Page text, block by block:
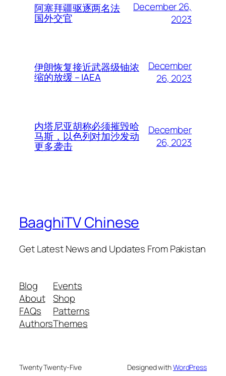
阿塞拜疆驱逐两名法
国外交官
December 26,
2023
伊朗恢复接近武器级铀浓
缩的放缓 – IAEA
December
26, 2023
内塔尼亚胡称必须摧毁哈
马斯，以色列对加沙发动
更多袭击
December
26, 2023
BaaghiTV Chinese
Get Latest News and Updates From Pakistan
Blog
About
FAQs
Authors
Events
Shop
Patterns
Themes
Twenty Twenty-Five Designed withWordPress